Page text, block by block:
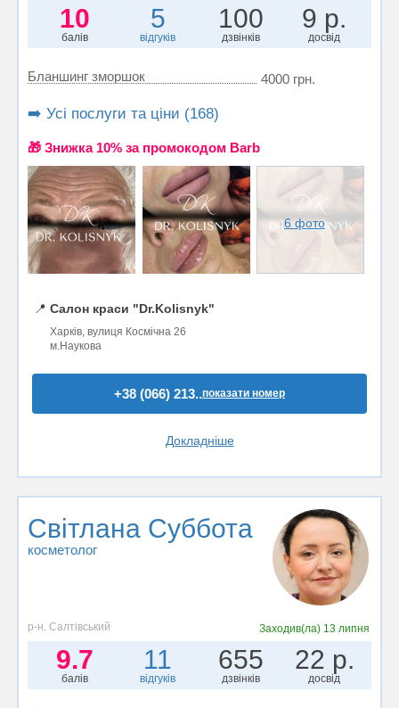
10
балів
5
відгуків
100
дзвінків
9 р.
досвід
Бланшинг зморшок 4000 грн.
➡️ Усі послуги та ціни (168)
🎁 Знижка 10% за промокодом Barb
6 фото
📍 Салон краси "Dr.Kolisnyk"
Харків, вулиця Космічна 26
м.Наукова
+38 (066) 213..показати номер
Докладніше
Світлана Суббота
косметолог
р-н. Салтівський Заходив(ла) 13 липня
9.7
балів
11
відгуків
655
дзвінків
22 р.
досвід